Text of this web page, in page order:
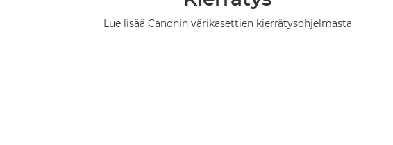
Lue lisää Canonin värikasettien kierrätysohjelmasta